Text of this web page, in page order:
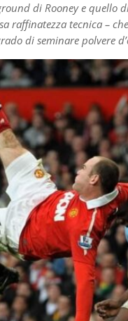
di Rooney e quello
raffinatezza tecnica –
di seminare polvere